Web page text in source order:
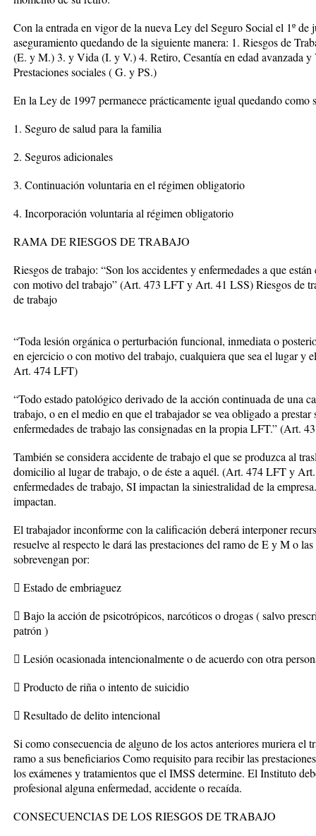
Con la entrada en vigor de la nueva Ley del Seguro Social el 1º de
aseguramiento quedando de la siguiente manera: 1. Riesgos de
(E. y M.) 3. y Vida (I. y V.) 4. Retiro, Cesantía en edad avanzada
Prestaciones sociales ( G. y PS.)
En la Ley de 1997 permanece prácticamente igual quedando como
1. Seguro de salud para la familia
2. Seguros adicionales
3. Continuación voluntaria en el régimen obligatorio
4. Incorporación voluntaria al régimen obligatorio
RAMA DE RIESGOS DE TRABAJO
Riesgos de trabajo: “Son los accidentes y enfermedades a que
con motivo del trabajo” (Art. 473 LFT y Art. 41 LSS) Riesgos de
de trabajo
“Toda lesión orgánica o perturbación funcional, inmediata o
en ejercicio o con motivo del trabajo, cualquiera que sea el lugar y
Art. 474 LFT)
“Todo estado patológico derivado de la acción continuada de una
trabajo, o en el medio en que el trabajador se vea obligado a
enfermedades de trabajo las consignadas en la propia LFT.” (Art.
También se considera accidente de trabajo el que se produzca al
domicilio al lugar de trabajo, o de éste a aquél. (Art. 474 LFT y
enfermedades de trabajo, SI impactan la siniestralidad de la
impactan.
El trabajador inconforme con la calificación deberá interponer
resuelve al respecto le dará las prestaciones del ramo de E y M o
sobrevengan por:
 Estado de embriaguez
 Bajo la acción de psicotrópicos, narcóticos o drogas ( salvo
patrón )
 Lesión ocasionada intencionalmente o de acuerdo con otra
 Producto de riña o intento de suicidio
 Resultado de delito intencional
Si como consecuencia de alguno de los actos anteriores muriera el
ramo a sus beneficiarios Como requisito para recibir las
los exámenes y tratamientos que el IMSS determine. El Instituto
profesional alguna enfermedad, accidente o recaída.
CONSECUENCIAS DE LOS RIESGOS DE TRABAJO